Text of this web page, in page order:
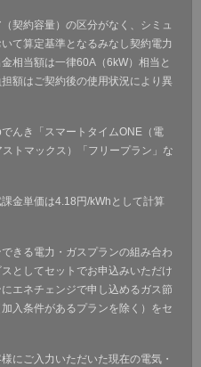
契約容量）の区分がなく、シミュ
て算定基準となるみなし契約電力
相当額は一律60A（6kW）相当と
額はご契約後の使用状況により異
んき「スマートタイムONE（電
トマックス）「フリープラン」な
金単価は4.18円/kWhとして計算
きる電力・ガスプランの組み合わ
としてセットでお申込みいただけ
エネチェンジで申し込めるガス節
入条件があるプランを除く）をセ
にご入力いただいた現在の電気・